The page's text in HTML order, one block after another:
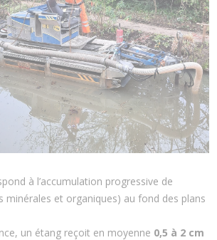
à l’accumulation progressive de
minérales et organiques) au fond des plans
un étang reçoit en moyenne 0,5 à 2 cm